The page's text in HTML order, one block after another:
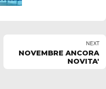
NEXT
NOVEMBRE ANCORA
NOVITA'